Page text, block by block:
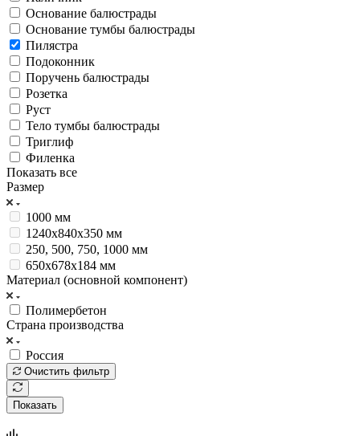
Основание балюстрады
Основание тумбы балюстрады
Пилястра
Подоконник
Поручень балюстрады
Розетка
Руст
Тело тумбы балюстрады
Триглиф
Филенка
Показать все
Размер
1000 мм
1240х840х350 мм
250, 500, 750, 1000 мм
650х678х184 мм
Материал (основной компонент)
Полимербетон
Страна производства
Россия
Очистить фильтр
Показать